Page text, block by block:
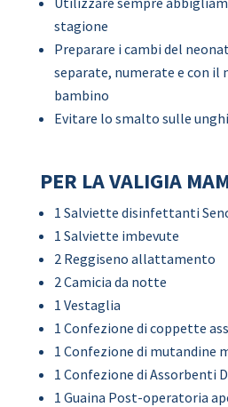
stagione
Preparare i cambi del
separate, numerate e con il
bambino
Evitare lo smalto sulle
PER LA VALIGIA
1 Salviette disinfettanti
1 Salviette imbevute
2 Reggiseno allattamento
2 Camicia da notte
1 Vestaglia
1 Confezione di coppette
1 Confezione di mutandine
1 Confezione di Assorbenti
1 Guaina Post-operatoria